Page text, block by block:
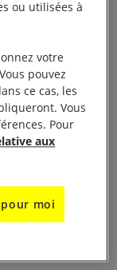
LES
à cette
en Alsace.
Amnesty
& les
les groupes
nous: « On
»
ou utilisées à
votre
pouvez
ce cas, les
Vous
Pour
aux
moi